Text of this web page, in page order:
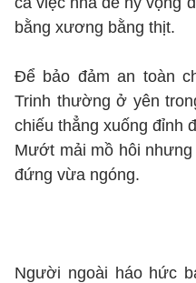
bằng xương bằng thịt.
Để bảo đảm an toàn
Trinh thường ở yên
chiếu thẳng xuống đỉnh
Mướt mải mồ hôi
đứng vừa ngóng.
Người ngoài háo hức